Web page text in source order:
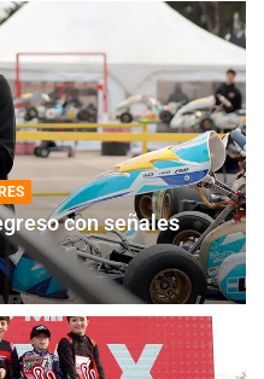
con señales